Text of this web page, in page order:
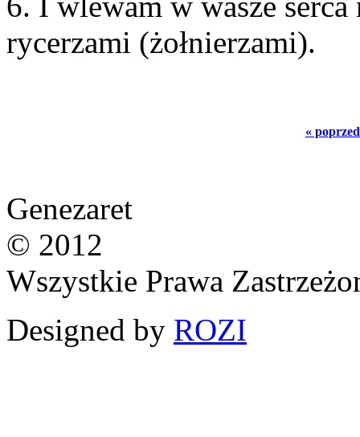
rycerzami (żołnierzami).
«
Genezaret
© 2012
Wszystkie Prawa
Designed by ROZI